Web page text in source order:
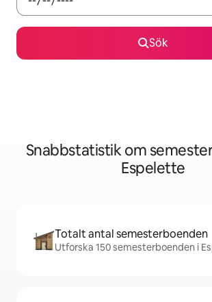
Sök
Snabbstatistik om
Espelette
Totalt antal semesterboenden
Utforska 150 semesterboenden i